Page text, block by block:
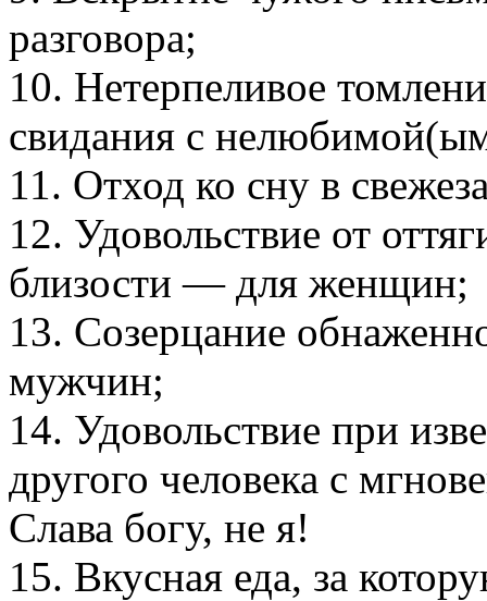
разговора;
10. Нетерпеливое
свидания с
11. Отход ко сну в
12. Удовольствие от
близости — для женщин;
13. Созерцание
мужчин;
14. Удовольствие при
другого человека с
Слава богу, не я!
15. Вкусная еда, за